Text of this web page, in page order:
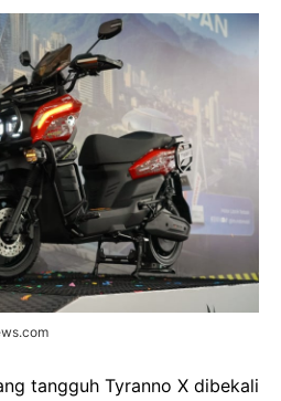
tangguh Tyranno X dibekali